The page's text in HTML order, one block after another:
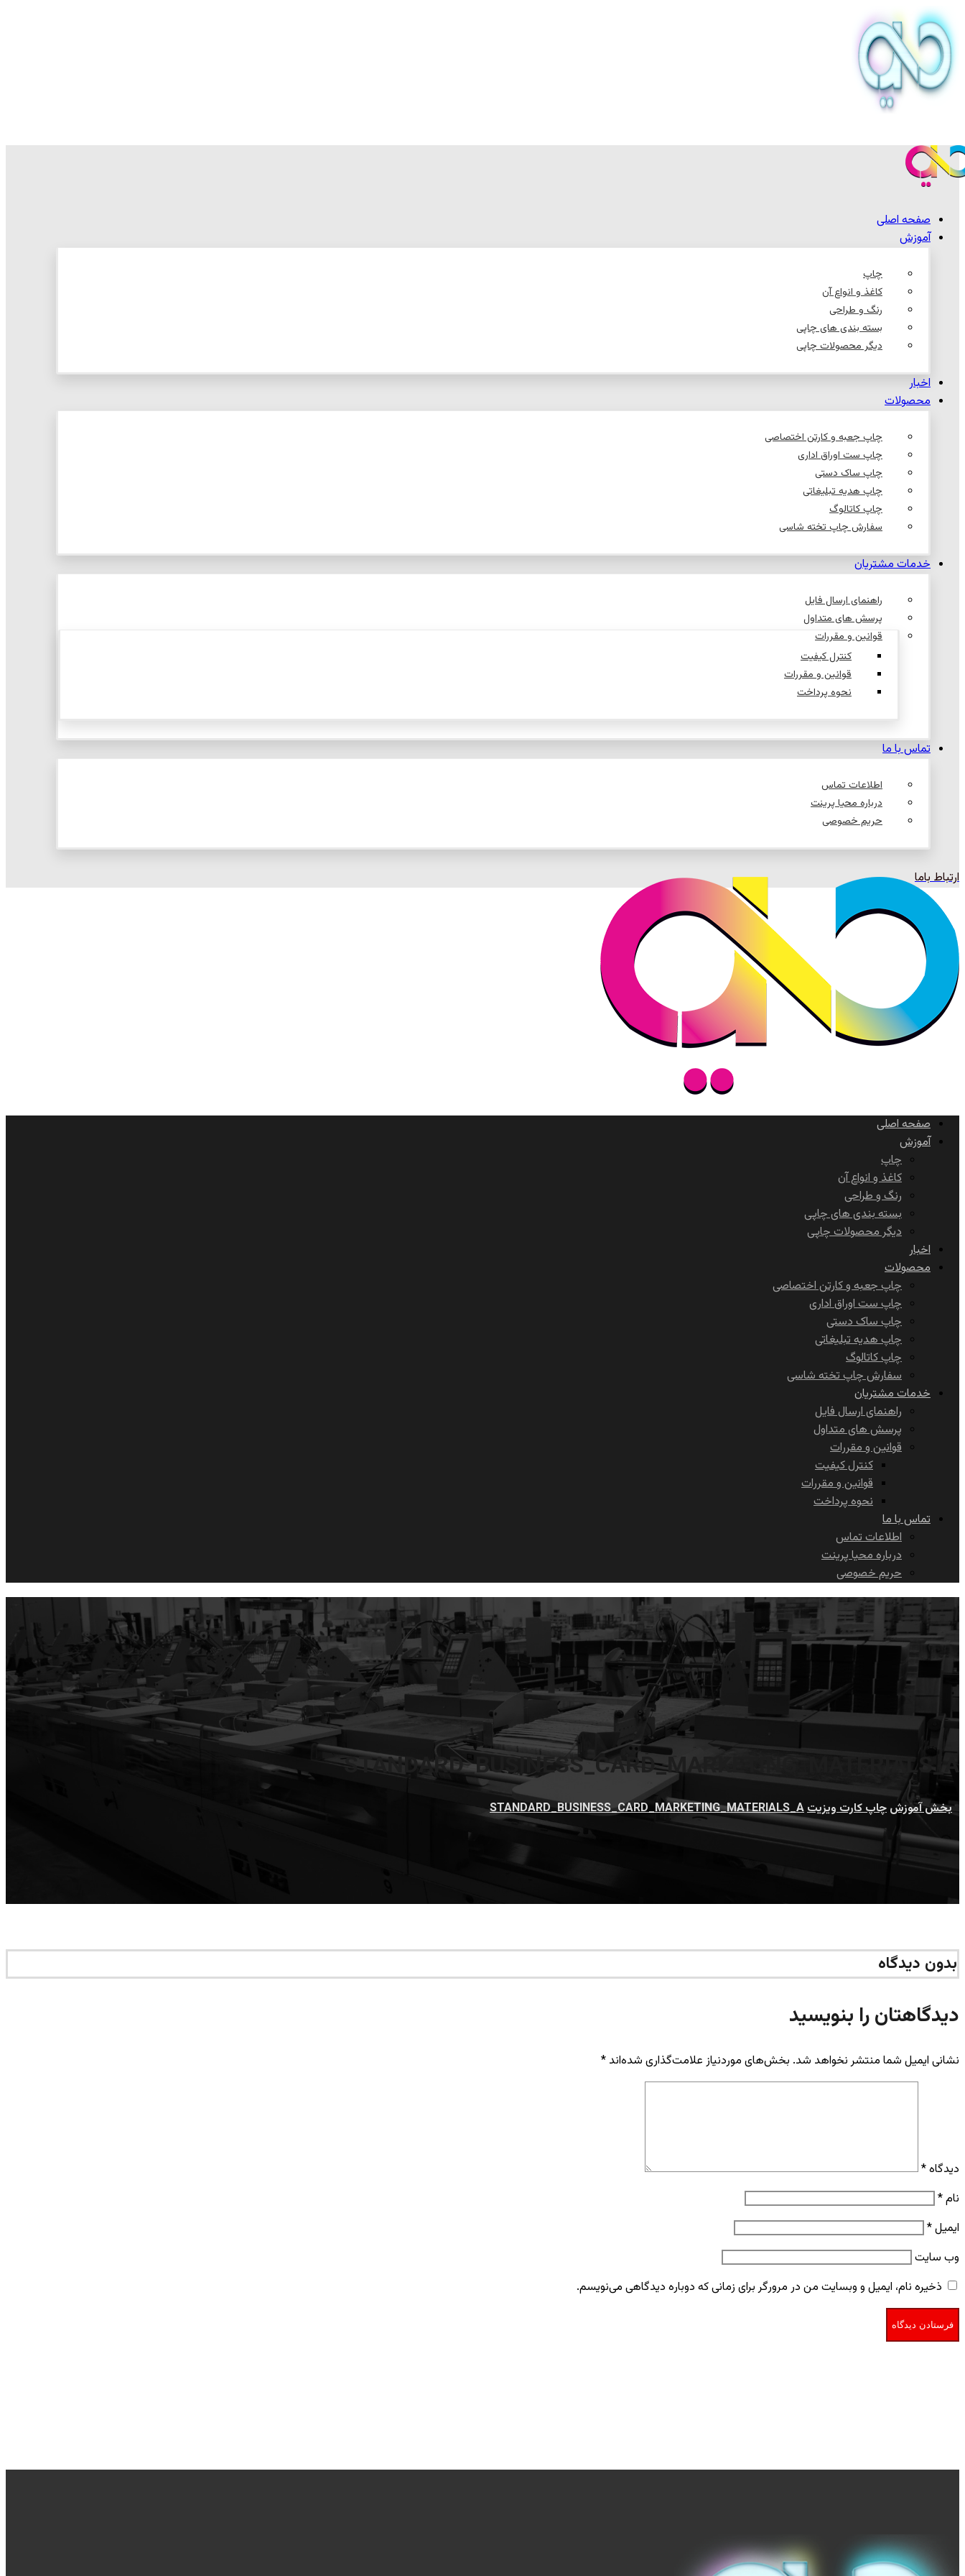
صفحه اصلی
آموزش
چاپ
کاغذ و انواع آن
رنگ و طراحی
بسته بندی های چاپی
دیگر محصولات چاپی
اخبار
محصولات
چاپ جعبه و کارتن اختصاصی
چاپ ست اوراق اداری
چاپ ساک دستی
چاپ هدیه تبلیغاتی
چاپ کاتالوگ
سفارش چاپ تخته شاسی
خدمات مشتریان
راهنمای ارسال فایل
پرسش های متداول
قوانین و مقررات
کنترل کیفیت
قوانین و مقررات
نحوه پرداخت
تماس با ما
اطلاعات تماس
درباره محیا پرینت
حریم خصوصی
ارتباط باما
صفحه اصلی
آموزش
چاپ
کاغذ و انواع آن
رنگ و طراحی
بسته بندی های چاپی
دیگر محصولات چاپی
اخبار
محصولات
چاپ جعبه و کارتن اختصاصی
چاپ ست اوراق اداری
چاپ ساک دستی
چاپ هدیه تبلیغاتی
چاپ کاتالوگ
سفارش چاپ تخته شاسی
خدمات مشتریان
راهنمای ارسال فایل
پرسش های متداول
قوانین و مقررات
کنترل کیفیت
قوانین و مقررات
نحوه پرداخت
تماس با ما
اطلاعات تماس
درباره محیا پرینت
حریم خصوصی
STANDARD_BUSINESS_CARD_MARKETING_MATERIALS_A
بخش آموزش چاپ کارت ویزیتSTANDARD_BUSINESS_CARD_MARKETING_MATERIALS_A
بدون دیدگاه
دیدگاهتان را بنویسید
نشانی ایمیل شما منتشر نخواهد شد. بخش‌های موردنیاز علامت‌گذاری شده‌اند *
دیدگاه*
نام*
ایمیل*
وب‌ سایت
ذخیره نام، ایمیل و وبسایت من در مرورگر برای زمانی که دوباره دیدگاهی می‌نویسم.